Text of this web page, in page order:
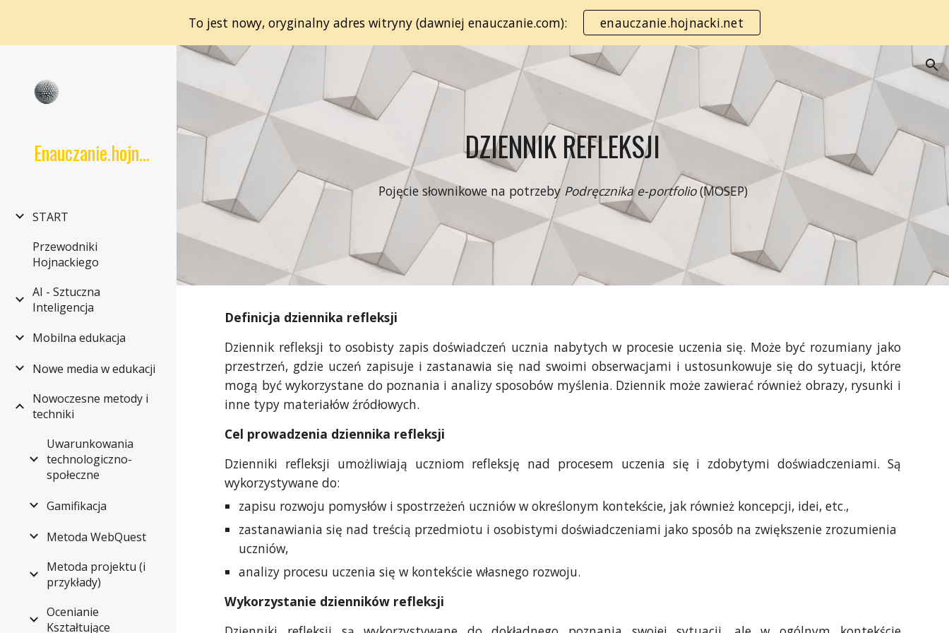
Skip to main content Skip to navigation
To jest nowy, oryginalny adres witryny (dawniej enauczanie.com): enauczanie.hojnacki.net
Enauczanie.hojnacki.net
START
Przewodniki
Hojnackiego
AI - Sztuczna
Inteligencja
Mobilna edukacja
Nowe media w edukacji
Nowoczesne metody i
techniki
Uwarunkowania
technologiczno-
społeczne
Gamifikacja
Metoda WebQuest
Metoda projektu (i
przykłady)
Ocenianie
Kształtujące
DZIENNIK REFLEKSJI
Pojęcie słownikowe na potrzebyPodręcznika e-portfolio(MOSEP)
Definicja dziennika refleksji
Dziennik refleksji to osobisty zapis doświadczeń ucznia nabytych w procesie uczenia się. Może być rozumiany jako
przestrzeń, gdzie uczeń zapisuje i zastanawia się nad swoimi obserwacjami i ustosunkowuje się do sytuacji, które
mogą być wykorzystane do poznania i analizy sposobów myślenia. Dziennik może zawierać również obrazy, rysunki i
inne typy materiałów źródłowych.
Cel prowadzenia dziennika refleksji
Dzienniki refleksji umożliwiają uczniom refleksję nad procesem uczenia się i zdobytymi doświadczeniami. Są
wykorzystywane do:
zapisu rozwoju pomysłów i spostrzeżeń uczniów w określonym kontekście, jak również koncepcji, idei, etc.,
zastanawiania się nad treścią przedmiotu i osobistymi doświadczeniami jako sposób na zwiększenie zrozumienia
uczniów,
analizy procesu uczenia się w kontekście własnego rozwoju.
Wykorzystanie dzienników refleksji